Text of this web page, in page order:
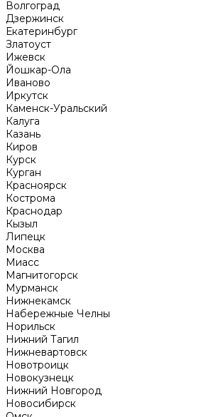
Волгоград
Дзержинск
Екатеринбург
Златоуст
Ижевск
Йошкар-Ола
Иваново
Иркутск
Каменск-Уральский
Калуга
Казань
Киров
Курск
Курган
Красноярск
Кострома
Краснодар
Кызыл
Липецк
Москва
Миасс
Магнитогорск
Мурманск
Нижнекамск
Набережные Челны
Норильск
Нижний Тагил
Нижневартовск
Новотроицк
Новокузнецк
Нижний Новгород
Новосибирск